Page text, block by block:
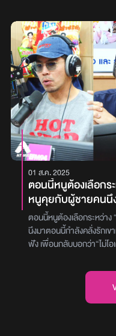
เขาไม่ให้หนูกลับ เพราะเข
ที่อยากถามพี่ๆวันนี้ก็คือ หนู
หนูไปไหน...’ ซึ่ง “ดีเจต้น
ที่สุด ไอพวกเลิกยาก ต้อง
แล้วทรงหนูดูใจอ่อนด้วย เ
มีทางเดียวคือ บล็อคทุกอย่
จักแล้วตามไม่ได้ โทรศัพท์
นี่จะตามอยู่เป็นปีบอกเลย
ขนาดบีบคอหนูได้ แบบนี้พี่
อยู่เขาไม่ได้เสียอะไรเลย
จะไม่ทน ฉะนั้นพี่แนะนำให้
แต่ใจต้องแข็งต้องบล็อก บล็
พ่อแม่เรา ไม่ใช่เรื่องที่จะมา
คือการแพ้ ใครได้ผู้ชายแบ
อะซวย’ ต่อมาเป็น “ดีเจเติ้
เราก็ต้องบอกคุณพ่อคุณแม่
ทุกอย่างหนูลบไปก่อนให้หาย
เหมือนหนูไม่รู้กันสักทีว่าจ
ลับมาเพื่อวันนี้มาบีบคออีก
และสุดท้ายเป็น “ดีเจเผือ
ตั้งแต่บีบคอแล้ว ไม่ต้องฟั
(นามสมมติ)” อายุ 26 ปี ส
วันพุธที่ผ่านมา [8 ต.ค.67] ไ
ดีเจต้นหอม’ เกี่ยวกับปัญ
สมมติ)” ได้เล่าว่า ‘ตอนนี้
เซลล์ รับลูกค้าด้วย ซึ่งทำง
marketing มาก่อน ในตอ
และขอฐานเงินเดือนไปก็ไ
ทักษะการทำงานเรามากขึ้
ขึ้น เลยรู้สึกว่าตัวเราเองเริ่
ตอบแทนที่มากกว่านี้หน่อย
ทางจากบ้านไปที่ทำงานวัน
การปรับเงินเดือนรอบละไม่
น้อยมาก เลยรู้สึกว่าไม่พอ
ผ่านมามี HR บริษัทที่ใหม่ ซึ่
เราทำอยู่ปัจจุบัน เขาโทรม
ออนไลน์ เขาแจ้งว่า พวก
เขาต้องการอยู่ เราก็ตอ
นั้นทาง HR คนนั้นเขาก็ขอใ
สัมภาษณ์มาหลายที่แล้ว สิ่ง
ที่เราอยากได้ ไม่เคยเห็น
เสียที่ว่าถ้าเราบอกเงินเดือ
01 ส.ค. 2025
ตอนนี้หนูต้องเลือกร
หนูคุยกับผู้ชายคนนึ
เข้ากันได้ดีทุกอย่าง
บอกว่า “ไม่โอเค ถ้า
คนคุยเก่าของเขาม
ตอนนี้หนูต้องเลือกระหว่า
นึงมาตอนนี้กำลังคลั่งรักเข
ฟัง เพื่อนกลับบอกว่า“ไม่โอ
ยังไงดี ทั้งๆที่เพื่อนหนูก็มีส
คะ ?? “คุณขนม (นามสม
ทอล์ค พุธโทร เมื่อคืนวันพุ